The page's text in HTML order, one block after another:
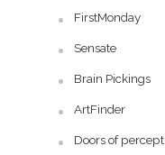
FirstMonday
Sensate
Brain Pickings
ArtFinder
Doors of percept